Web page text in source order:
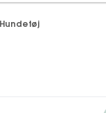
Hundetøj